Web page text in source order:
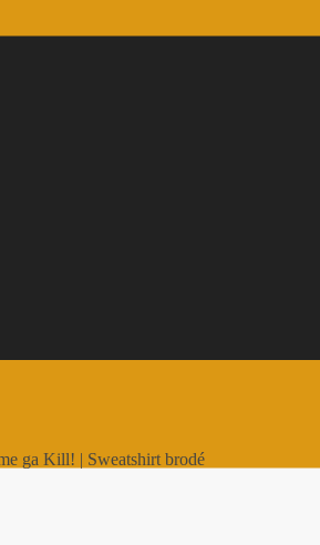
ga Kill! | Sweatshirt brodé